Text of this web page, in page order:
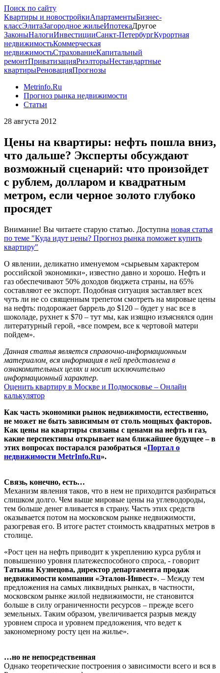
Поиск по сайту
Квартиры и новостройкиАпартаментыБизнес-
классЭлитаЗагородное жильеИпотекаДругое
ЗаконыНалогиИнвестицииСанкт-ПетербургКурортная
недвижимостьКоммерческая
недвижимостьСтрахованиеКапитальный
ремонтПриватизацияРиэлторыНестандартные
квартирыРеновацияПрогнозы
Metrinfo.Ru
Прогноз рынка недвижимости
Статьи
28 августа 2012
Цены на квартиры: нефть пошла вниз,
что дальше? Эксперты обсуждают
возможный сценарий: что произойдет
с рублем, долларом и квадратным
метром, если черное золото глубоко
просядет
Внимание! Вы читаете старую статью. Доступна новая статья
по теме "Куда идут цены? Прогноз рынка поможет купить
квартиру"
О явлении, деликатно именуемом «сырьевым характером
российской экономики», известно давно и хорошо. Нефть и
газ обеспечивают 50% доходов бюджета страны, на 65%
составляют ее экспорт. Подобная ситуация заставляет всех
чуть ли не со священным трепетом смотреть на мировые цены
на нефть: подорожает баррель до $120 – будет у нас все в
шоколаде, рухнет к $70 – тут мы, как изящно изъяснялся один
литературный герой, «все помрем, все к чертовой матери
пойдем».
Данная статья является справочно-информационным
материалом, вся информация в ней представлена в
ознакомительных целях и носит исключительно
информационный характер.
Оценить квартиру в Москве и Подмосковье – Онлайн
калькулятор
Как часть экономики рынок недвижимости, естественно,
не может не быть зависимым от столь мощных факторов.
Как цены на квартиры связаны с ценами на нефть и газ,
какие перспективы открывает нам ближайшее будущее – в
этих вопросах постарался разобраться «Портал о
недвижимости MetrInfo.Ru».
Связь, конечно, есть…
Механизм явления таков, что в нем не приходится разбираться
слишком долго. Чем выше мировые цены на углеводороды,
тем больше денег вливается в страну. Часть этих средств
оказывается потом на московском рынке недвижимости,
разогревая его. В итоге растет стоимость квадратных метров в
столице.
«Рост цен на нефть приводит к укреплению курса рубля и
повышению уровня платежеспособного спроса, - говорит
Татьяна Кузнецова, директор департамента продаж
недвижимости компании «Эталон-Инвест». – Между тем
предложения на самых ликвидных рынках, в частности,
московском рынке жилой недвижимости, не становится
больше в силу ограниченности ресурсов – прежде всего
земельных. Таким образом, увеличивается разрыв между
уровнем спроса и уровнем предложения, что ведет к
закономерному росту цен на жилье».
…но не непосредственная
Однако теоретические построения о зависимости всего и вся в